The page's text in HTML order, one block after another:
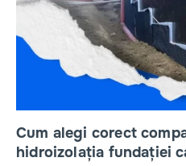
Cum alegi corect
hidroizolația fundației